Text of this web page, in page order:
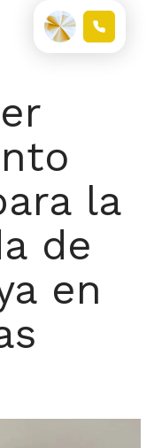
la
de
en